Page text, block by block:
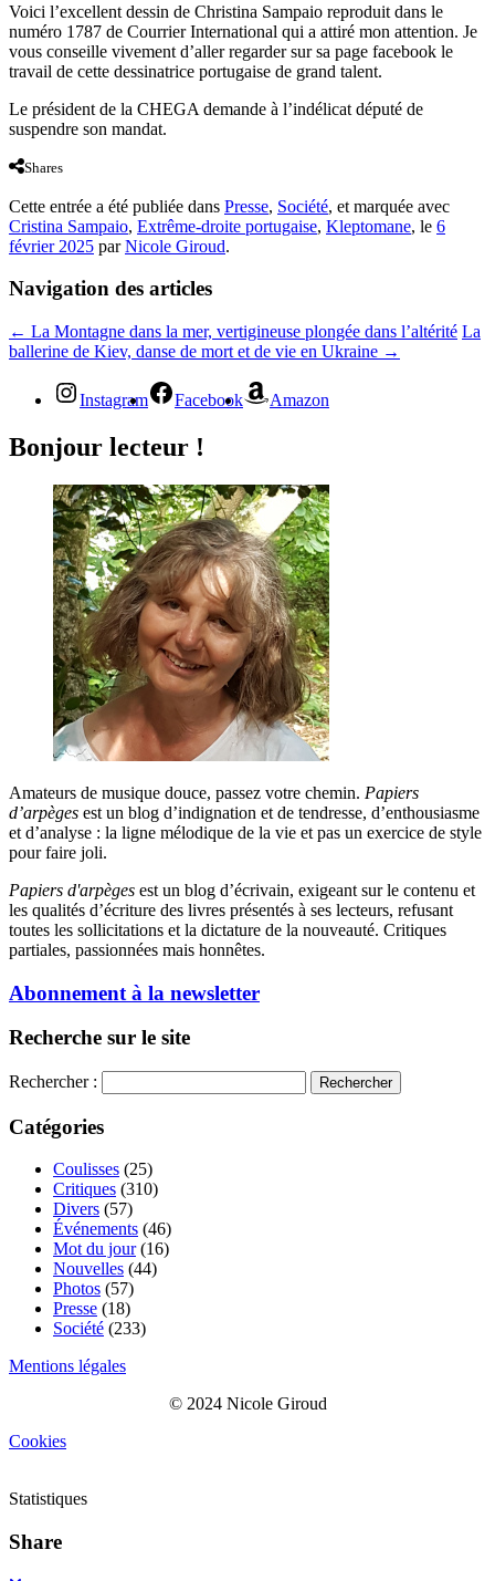
Voici l’excellent dessin de Christina Sampaio reproduit dans le
numéro 1787 de Courrier International qui a attiré mon attention. Je
vous conseille vivement d’aller regarder sur sa page facebook le
travail de cette dessinatrice portugaise de grand talent.
Le président de la CHEGA demande à l’indélicat député de
suspendre son mandat.
Shares
Cette entrée a été publiée dans Presse, Société, et marquée avec
Cristina Sampaio, Extrême-droite portugaise, Kleptomane, le 6
février 2025 parNicole Giroud.
Navigation des articles
← La Montagne dans la mer, vertigineuse plongée dans l’altérité La
ballerine de Kiev, danse de mort et de vie en Ukraine →
Instagram Facebook Amazon
Bonjour lecteur !
Amateurs de musique douce, passez votre chemin. Papiers
d’arpèges est un blog d’indignation et de tendresse, d’enthousiasme
et d’analyse : la ligne mélodique de la vie et pas un exercice de style
pour faire joli.
Papiers d'arpèges est un blog d’écrivain, exigeant sur le contenu et
les qualités d’écriture des livres présentés à ses lecteurs, refusant
toutes les sollicitations et la dictature de la nouveauté. Critiques
partiales, passionnées mais honnêtes.
Abonnement à la newsletter
Recherche sur le site
Rechercher :
Catégories
Coulisses (25)
Critiques (310)
Divers (57)
Événements (46)
Mot du jour(16)
Nouvelles (44)
Photos (57)
Presse (18)
Société (233)
Mentions légales
© 2024 Nicole Giroud
Cookies
Statistiques
Share